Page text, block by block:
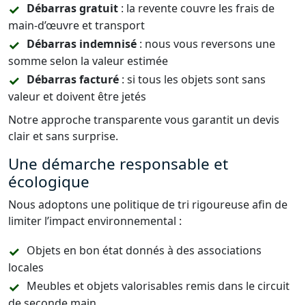
Débarras gratuit : la revente couvre les frais de
main-d’œuvre et transport
Débarras indemnisé : nous vous reversons une
somme selon la valeur estimée
Débarras facturé : si tous les objets sont sans
valeur et doivent être jetés
Notre approche transparente vous garantit un devis
clair et sans surprise.
Une démarche responsable et
écologique
Nous adoptons une politique de tri rigoureuse afin de
limiter l’impact environnemental :
Objets en bon état donnés à des associations
locales
Meubles et objets valorisables remis dans le circuit